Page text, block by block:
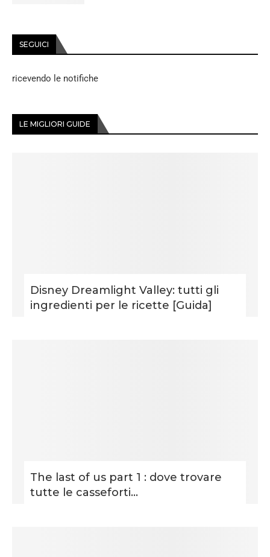
SEGUICI
ricevendo le notifiche
LE MIGLIORI GUIDE
Disney Dreamlight Valley: tutti gli
ingredienti per le ricette [Guida]
The last of us part 1 : dove trovare
tutte le casseforti...